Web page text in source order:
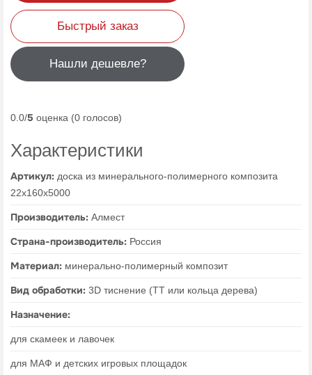
Быстрый заказ
Нашли дешевле?
0.0/5 оценка (0 голосов)
Характеристики
Артикул: доска из минерального-полимерного композита
22х160х5000
Производитель: Алмест
Страна-производитель: Россия
Материал: минерально-полимерный композит
Вид обработки: 3D тиснение (ТТ или кольца дерева)
Назначение:
для скамеек и лавочек
для МАФ и детских игровых площадок